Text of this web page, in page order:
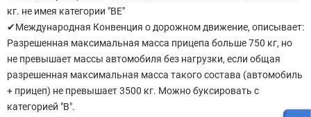
кг. не имея категории "ВЕ"
✔Международная Конвенция о дорожном движение, описывает:
Разрешенная максимальная масса прицепа больше 750 кг, но
не превышает массы автомобиля без нагрузки, если общая
разрешенная максимальная масса такого состава (автомобиль
+ прицеп) не превышает 3500 кг. Можно буксировать с
категорией "В".